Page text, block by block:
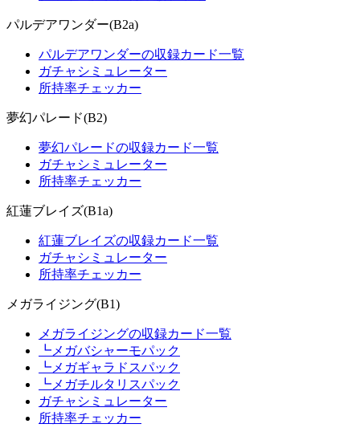
パルデアワンダー(B2a)
パルデアワンダーの収録カード一覧
ガチャシミュレーター
所持率チェッカー
夢幻パレード(B2)
夢幻パレードの収録カード一覧
ガチャシミュレーター
所持率チェッカー
紅蓮ブレイズ(B1a)
紅蓮ブレイズの収録カード一覧
ガチャシミュレーター
所持率チェッカー
メガライジング(B1)
メガライジングの収録カード一覧
┗メガバシャーモパック
┗メガギャラドスパック
┗メガチルタリスパック
ガチャシミュレーター
所持率チェッカー